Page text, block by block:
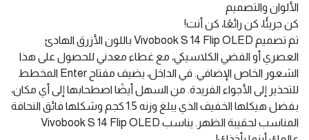
الألوان والتصميم
كن جريئًا، كن رائعًا، كن أنت!
تم تصميم Vivobook S 14 Flip OLED باللون الأزرق الهادئ
العصري أو الفضي الكلاسيكي، مع غطاء معدني للحصول على هذا
الشعور الخاص الإضافي. في الداخل، يضيف مفتاح Enter المخطط
للتحذير إلى الأجواء الفريدة. من السهل أيضًا اصطحابها إلى أي مكان،
بفضل هيكلها الخفيف الذي يبلغ وزنه 1.5 كجم وشكلها فائق النحافة
المناسب لحقيبة الظهر. يناسب Vivobook S 14 Flip OLED